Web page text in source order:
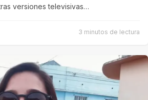
versiones televisivas…
3 minutos de lectura